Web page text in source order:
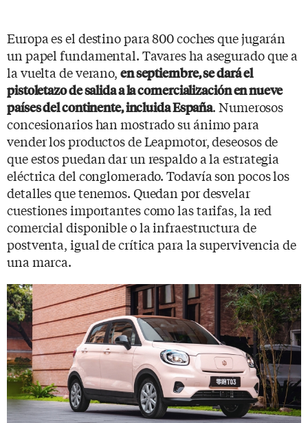
Europa es el destino para 800 coches que jugarán
un papel fundamental. Tavares ha asegurado que a
la vuelta de verano, en septiembre, se dará el
pistoletazo de salida a la comercialización en nueve
países del continente, incluida España. Numerosos
concesionarios han mostrado su ánimo para
vender los productos de Leapmotor, deseosos de
que estos puedan dar un respaldo a la estrategia
eléctrica del conglomerado. Todavía son pocos los
detalles que tenemos. Quedan por desvelar
cuestiones importantes como las tarifas, la red
comercial disponible o la infraestructura de
postventa, igual de crítica para la supervivencia de
una marca.